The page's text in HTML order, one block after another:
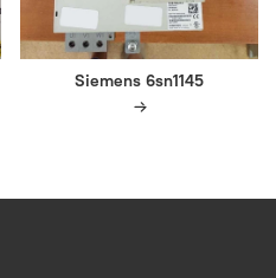
Siemens 6sn1145